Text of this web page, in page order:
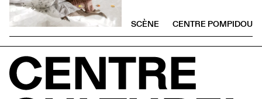
CENTRE POMPIDOU
SCÈNE